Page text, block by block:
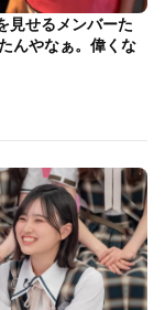
せるメンバーた
んやなぁ。偉くな